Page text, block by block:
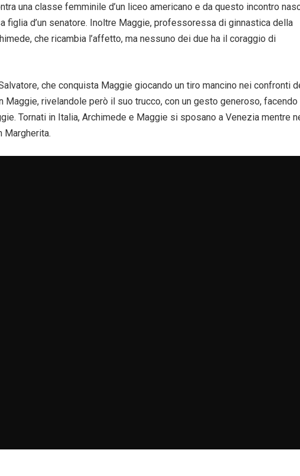
una classe femminile d’un liceo americano e da questo incontro
figlia d’un senatore. Inoltre Maggie, professoressa di ginnastica della
che ricambia l’affetto, ma nessuno dei due ha il coraggio di
che conquista Maggie giocando un tiro mancino nei confronti
Maggie, rivelandole però il suo trucco, con un gesto generoso, facendo
Tornati in Italia, Archimede e Maggie si sposano a Venezia mentre
Margherita.